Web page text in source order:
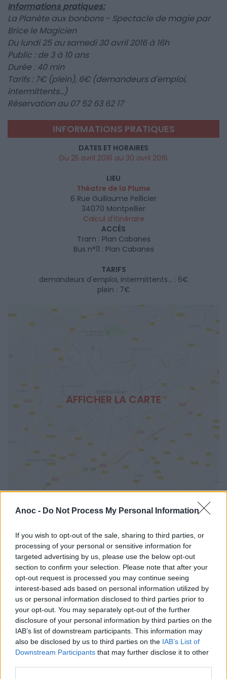
Anoc - Do Not Process My Personal Information
If you wish to opt-out of the sale, sharing to third parties, or
processing of your personal or sensitive information for
targeted advertising by us, please use the below opt-out
section to confirm your selection. Please note that after your
opt-out request is processed you may continue seeing
interest-based ads based on personal information utilized by
us or personal information disclosed to third parties prior to
your opt-out. You may separately opt-out of the further
disclosure of your personal information by third parties on the
IAB’s list of downstream participants. This information may
also be disclosed by us to third parties on the IAB’s List of
Downstream Participants that may further disclose it to other
Informations pratiques:
La Planète aux bonbons - Spectacle de magie par
Brice le Magicien
Du lundi 25 au samedi 30 avril 2016 à 16h
Public : de 3 à 10 ans
Durée : 40 min
Tarifs : 7€ (plein), 6€ (demandeurs d'emploi,
intermittents...)
Réservation au 07 52 63 62 17
INFORMATIONS PRATIQUES
DATES ET HORAIRES
Du 25 avril 2016 au 30 avril 2016
LIEU
Théatre de la Plume
6 Rue Guillaume Pellicier
34070 Montpellier
Calcul d'itinéraire
ACCÈS
Tram : Plan Cabanes
Bus n°11 : Plan Cabanes
TARIFS
demandeurs d'emploi, intermittents... : 6€
plein : 7€
AFFICHER LA CARTE
Mots-clés : théâtre de la plume,spectacle enfant
montpellier
Montpellier magie montpellier spectacle
magie enfant montpellier
À LIRE AUSSI...
Bobby et Mistinguette
contre le crime -
Spectacle à partir de 3
ans
Tralalaïe et Tralalouille -
Théâtre Marionnettes et
Chansons - de 3 à 11 ans